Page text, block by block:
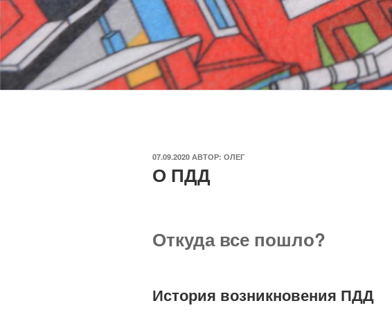
ОПУБЛИКОВАНО
07.09.2020 АВТОР: ОЛЕГ
О ПДД
Откуда все пошло?
История возникновения ПДД